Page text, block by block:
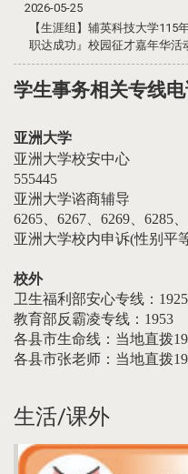
2026-05-25
【生涯组】辅英科技大学115
职达成功』校园征才嘉年华活
学生事务相关专线
亚洲大学
亚洲大学校安中心
555445
亚洲大学谘商辅导
6265、6267、6269、6285
亚洲大学校内申诉(性别平
校外
卫生福利部安心专线：1925
教育部反霸凌专线：1953
各县市生命线：当地直拨
各县市张老师：当地直拨
生活/课外